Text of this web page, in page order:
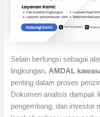
Selain berfungsi sebagai
lingkungan, AMDAL
penting dalam proses
Dokumen analisis dampak
pengembang, dan investor